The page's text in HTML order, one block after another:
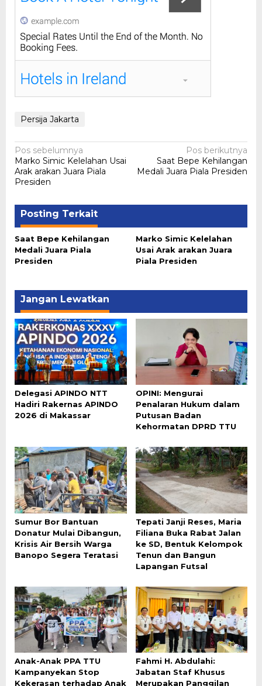
Persija Jakarta
Navigasi
pos
Pos sebelumnya
Marko Simic Kelelahan Usai
Arak arakan Juara Piala
Presiden
Pos berikutnya
Saat Bepe Kehilangan
Medali Juara Piala Presiden
Posting Terkait
Saat Bepe Kehilangan
Medali Juara Piala
Presiden
Marko Simic Kelelahan
Usai Arak arakan Juara
Piala Presiden
Jangan Lewatkan
Delegasi APINDO NTT
Hadiri Rakernas APINDO
2026 di Makassar
OPINI: Mengurai
Penalaran Hukum dalam
Putusan Badan
Kehormatan DPRD TTU
Sumur Bor Bantuan
Donatur Mulai Dibangun,
Krisis Air Bersih Warga
Banopo Segera Teratasi
Tepati Janji Reses, Maria
Filiana Buka Rabat Jalan
ke SD, Bentuk Kelompok
Tenun dan Bangun
Lapangan Futsal
Anak-Anak PPA TTU
Kampanyekan Stop
Kekerasan terhadap Anak
Fahmi H. Abdulahi:
Jabatan Staf Khusus
Merupakan Panggilan